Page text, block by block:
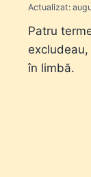
Actualizat:
Patru
în limbă.